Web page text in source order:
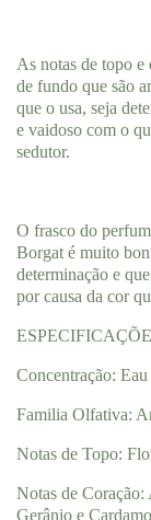
As notas de topo e
de fundo que são
que o usa, seja
e vaidoso com o
sedutor.
O frasco do
Borgat é muito
determinação e
por causa da cor
Concentração:
Familia Olfativa:
Notas de Topo:
Notas de
Gerânio e